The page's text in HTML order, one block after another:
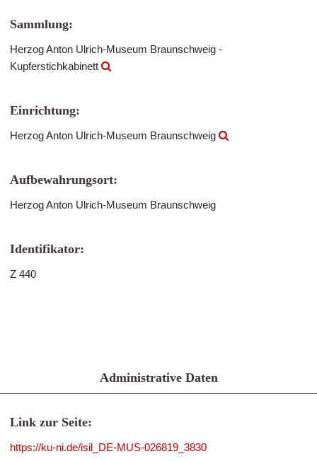
Sammlung:
Herzog Anton Ulrich-Museum Braunschweig -
Kupferstichkabinett
Einrichtung:
Herzog Anton Ulrich-Museum Braunschweig
Aufbewahrungsort:
Herzog Anton Ulrich-Museum Braunschweig
Identifikator:
Z 440
Administrative Daten
Link zur Seite:
https://ku-ni.de/isil_DE-MUS-026819_3830